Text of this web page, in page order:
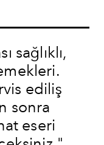
sağlıklı,
ediliş
sonra
eseri